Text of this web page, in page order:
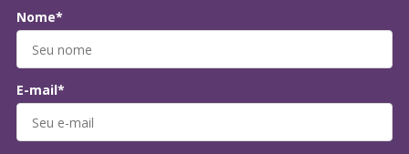
Nome*
E-mail*